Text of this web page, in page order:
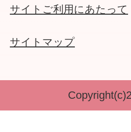
サイトご利用にあたって
サイトマップ